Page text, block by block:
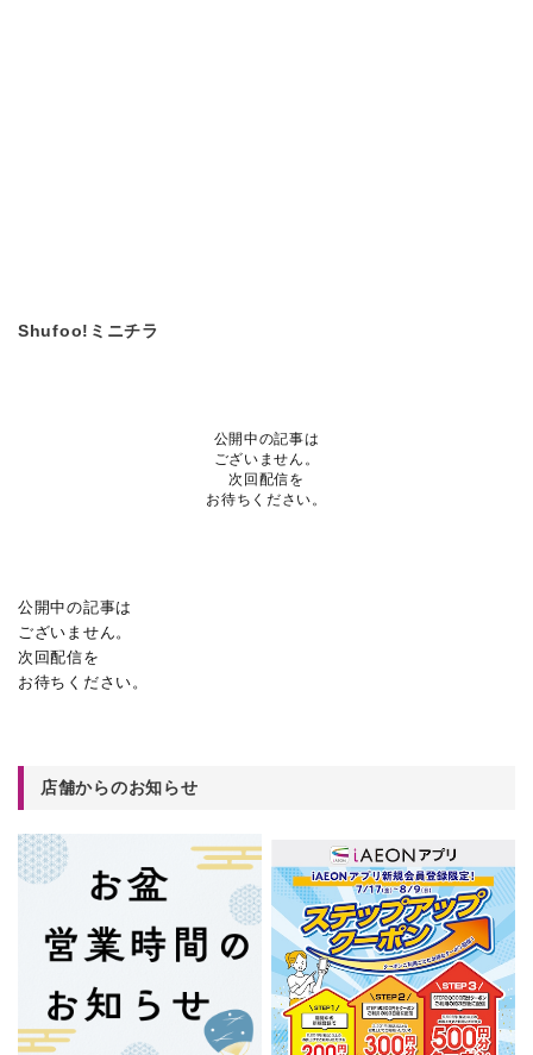
Shufoo!ミニチラ
公開中の記事は
ございません。
次回配信を
お待ちください。
公開中の記事は
ございません。
次回配信を
お待ちください。
店舗からのお知らせ